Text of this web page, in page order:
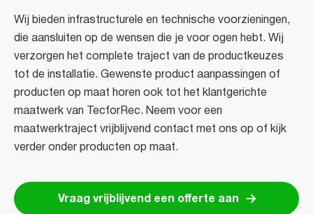
Wij bieden infrastructurele en technische voorzieningen,
die aansluiten op de wensen die je voor ogen hebt. Wij
verzorgen het complete traject van de productkeuzes
tot de installatie. Gewenste product aanpassingen of
producten op maat horen ook tot het klantgerichte
maatwerk van TecforRec. Neem voor een
maatwerktraject vrijblijvend contact met ons op of kijk
verder onder producten op maat.
Vraag vrijblijvend een offerte aan